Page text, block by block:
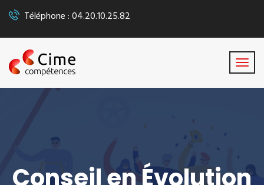
Téléphone : 04.20.10.25.82
Conseil en Évolution